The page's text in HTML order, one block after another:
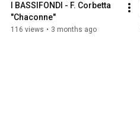
I BASSIFONDI - F. Corbetta
"Chaconne"
116 views • 3 months ago